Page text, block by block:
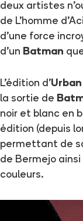
deux artistes
de L'homme
d'une force
d'un Batman
L'édition d'
la sortie de
noir et blanc en
édition (depuis
permettant de
de Bermejo
couleurs.